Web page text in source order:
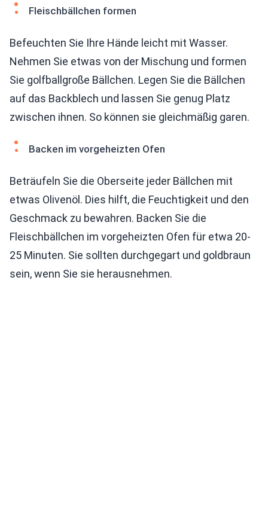
Fleischbällchen formen
Befeuchten Sie Ihre Hände leicht mit Wasser.
Nehmen Sie etwas von der Mischung und formen
Sie golfballgroße Bällchen. Legen Sie die Bällchen
auf das Backblech und lassen Sie genug Platz
zwischen ihnen. So können sie gleichmäßig garen.
Backen im vorgeheizten Ofen
Beträufeln Sie die Oberseite jeder Bällchen mit
etwas Olivenöl. Dies hilft, die Feuchtigkeit und den
Geschmack zu bewahren. Backen Sie die
Fleischbällchen im vorgeheizten Ofen für etwa 20-
25 Minuten. Sie sollten durchgegart und goldbraun
sein, wenn Sie sie herausnehmen.